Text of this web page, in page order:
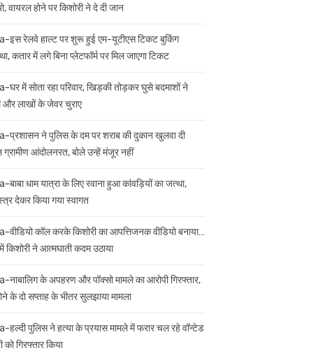
वायरल होने पर किशोरी ने दे दी जान
इस रेलवे हाल्ट पर शुरू हुई एम-यूटीएस टिकट बुकिंग
कतार में लगे बिना प्लेटफॉर्म पर मिल जाएगा टिकट
घर में सोता रहा परिवार, खिड़की तोड़कर घुसे बदमाशों ने
और लाखों के जेवर चुराए
प्रशासन ने पुलिस के दम पर शराब की दुकान खुलवा दी
ग्रामीण आंदोलनरत, बोले उन्हें मंजूर नहीं
बाबा धाम यात्रा के लिए रवाना हुआ कांवड़ियों का जत्था,
देकर किया गया स्वागत
वीडियो कॉल करके किशोरी का आपत्तिजनक वीडियो बनाया…
किशोरी ने आत्मघाती कदम उठाया
नाबालिग के अपहरण और पॉक्सो मामले का आरोपी गिरफ्तार,
के दो सप्ताह के भीतर सुलझाया मामला
हल्दी पुलिस ने हत्या के प्रयास मामले में फरार चल रहे वॉन्टेड
को गिरफ्तार किया